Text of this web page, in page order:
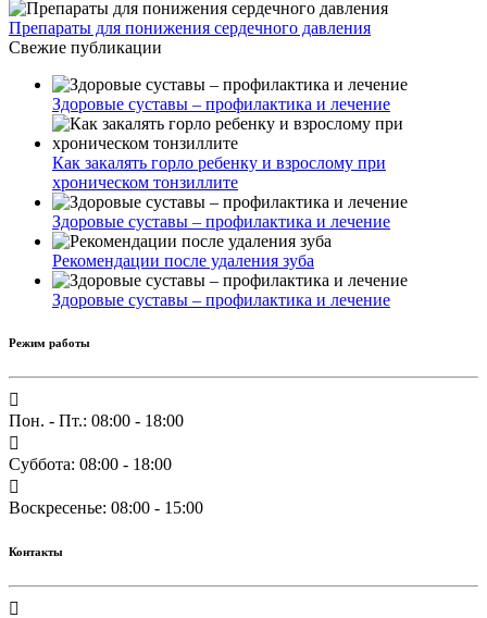
Препараты для понижения сердечного давления
Свежие публикации
Здоровые суставы – профилактика и лечение
Как закалять горло ребенку и взрослому при
хроническом тонзиллите
Здоровые суставы – профилактика и лечение
Рекомендации после удаления зуба
Здоровые суставы – профилактика и лечение
Режим работы
Пон. - Пт.: 08:00 - 18:00
Суббота: 08:00 - 18:00
Воскресенье: 08:00 - 15:00
Контакты